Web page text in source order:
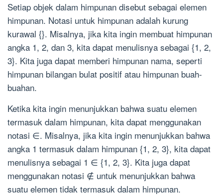
Setiap objek dalam himpunan disebut sebagai elemen
himpunan. Notasi untuk himpunan adalah kurung
kurawal {}. Misalnya, jika kita ingin membuat himpunan
angka 1, 2, dan 3, kita dapat menulisnya sebagai {1, 2,
3}. Kita juga dapat memberi himpunan nama, seperti
himpunan bilangan bulat positif atau himpunan buah-
buahan.
Ketika kita ingin menunjukkan bahwa suatu elemen
termasuk dalam himpunan, kita dapat menggunakan
notasi ∈. Misalnya, jika kita ingin menunjukkan bahwa
angka 1 termasuk dalam himpunan {1, 2, 3}, kita dapat
menulisnya sebagai 1 ∈ {1, 2, 3}. Kita juga dapat
menggunakan notasi ∉ untuk menunjukkan bahwa
suatu elemen tidak termasuk dalam himpunan.